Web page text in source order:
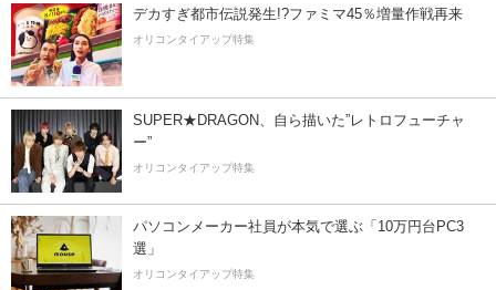
デカすぎ都市伝説発生!?ファミマ45％増量作戦再来
オリコンタイアップ特集
SUPER★DRAGON、自ら描いた”レトロフューチャ
ー”
オリコンタイアップ特集
パソコンメーカー社員が本気で選ぶ「10万円台PC3
選」
オリコンタイアップ特集